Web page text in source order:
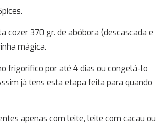
cozer 370 gr. de abóbora (descascada e
mágica.
frigorifico por até 4 dias ou congelá-lo
já tens esta etapa feita para quando
apenas com leite, leite com cacau ou